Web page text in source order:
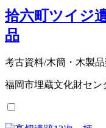
拾六町ツイジ
品
考古資料/木簡・木製
福岡市埋蔵文化財セン